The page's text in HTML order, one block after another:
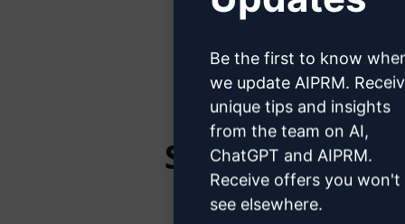
Hier
Schritt 3:
Be the first to know
we update AIPRM.
unique tips and insights
from the team on AI,
ChatGPT and AIPRM.
Receive offers you won't
see elsewhere.